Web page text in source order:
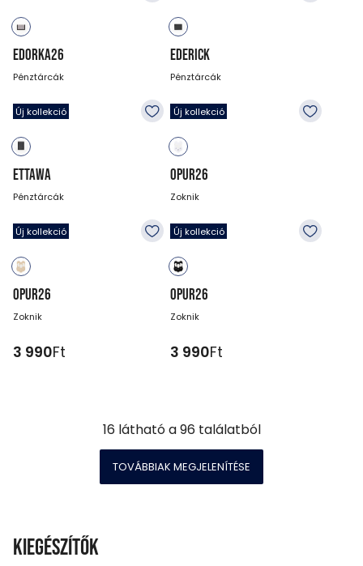
EDORKA26
Pénztárcák
3 990Ft
EDERICK
Pénztárcák
6 990Ft
Új kollekció
ETTAWA
Pénztárcák
5 990Ft
Új kollekció
OPUR26
Zoknik
3 990Ft
Új kollekció
OPUR26
Zoknik
3 990Ft
Új kollekció
OPUR26
Zoknik
3 990Ft
16 látható a96 találatból
TOVÁBBIAK MEGJELENÍTÉSE
Kiegészítők